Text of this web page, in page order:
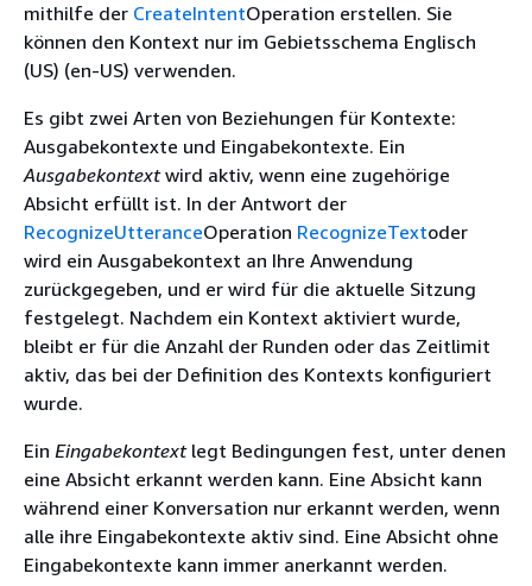
mithilfe der CreateIntentOperation erstellen. Sie
können den Kontext nur im Gebietsschema Englisch
(US) (en-US) verwenden.
Es gibt zwei Arten von Beziehungen für Kontexte:
Ausgabekontexte und Eingabekontexte. Ein
Ausgabekontextwird aktiv, wenn eine zugehörige
Absicht erfüllt ist. In der Antwort der
RecognizeUtteranceOperation RecognizeTextoder
wird ein Ausgabekontext an Ihre Anwendung
zurückgegeben, und er wird für die aktuelle Sitzung
festgelegt. Nachdem ein Kontext aktiviert wurde,
bleibt er für die Anzahl der Runden oder das Zeitlimit
aktiv, das bei der Definition des Kontexts konfiguriert
wurde.
Ein Eingabekontextlegt Bedingungen fest, unter denen
eine Absicht erkannt werden kann. Eine Absicht kann
während einer Konversation nur erkannt werden, wenn
alle ihre Eingabekontexte aktiv sind. Eine Absicht ohne
Eingabekontexte kann immer anerkannt werden.